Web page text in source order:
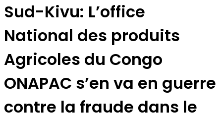
Sud-Kivu: L’office
National des produits
Agricoles du Congo
ONAPAC s’en va en guerre
contre la fraude dans le